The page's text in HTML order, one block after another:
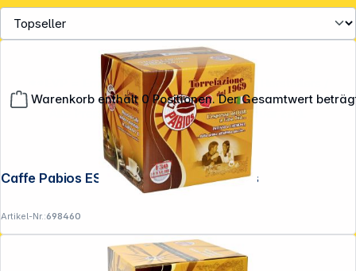
Warenkorb enthält 0 Positionen. Der Gesamtwert
Caffe Pabios ESE Entkoffeiniert 150 Pads
Artikel-Nr.:698460
**EVP = Empfohlener Verkaufspreis des Herstellers /
Lieferanten zzgl. 19% Mwst.
Alle Preise exkl. gesetzl. Mehrwertsteuer zzgl.
Versandkosten.